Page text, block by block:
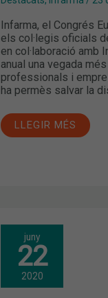
Infarma, el Congrés
els col·legis oficials
en col·laboració amb
anual una vegada
professionals i
ha permès salvar la
LLEGIR MÉS
juny
22
2020
LA
CAMPANYA
MASCARETA
/SALUT,
AMB
MÉS